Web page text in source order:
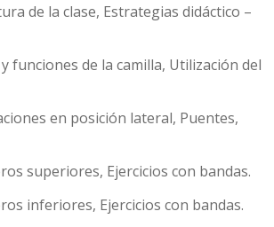
de la clase, Estrategias didáctico –
funciones de la camilla, Utilización del
en posición lateral, Puentes,
superiores, Ejercicios con bandas.
inferiores, Ejercicios con bandas.